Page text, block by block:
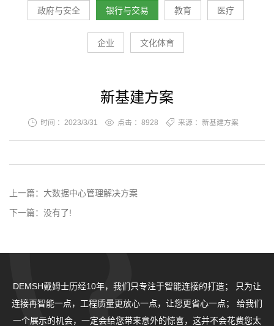
政府与安全 银行与交易 教育 医疗
企业 文化体育
新基建方案
时间 ：2023/3/31 点击 ： 8928 来源 ：新基建方案
上一篇： 大数据中心管理解决方案
下一篇： 没有了!
DEMSH戴姆士历经10年，我们只专注于智能连接的打造；
只为让
连接再智能一点，工程质量更放心一点，让您更省心一点；
给我们
一个展示的机会，一定会给您带来意外的惊喜，这并不会花费您太